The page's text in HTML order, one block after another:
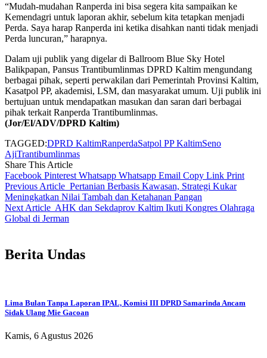
“Mudah-mudahan Ranperda ini bisa segera kita sampaikan ke
Kemendagri untuk laporan akhir, sebelum kita tetapkan menjadi
Perda. Saya harap Ranperda ini ketika disahkan nanti tidak menjadi
Perda luncuran,” harapnya.
Dalam uji publik yang digelar di Ballroom Blue Sky Hotel
Balikpapan, Pansus Trantibumlinmas DPRD Kaltim mengundang
berbagai pihak, seperti perwakilan dari Pemerintah Provinsi Kaltim,
Kasatpol PP, akademisi, LSM, dan masyarakat umum. Uji publik ini
bertujuan untuk mendapatkan masukan dan saran dari berbagai
pihak terkait Ranperda Trantibumlinmas.
(Jor/El/ADV/DPRD Kaltim)
TAGGED:DPRD KaltimRanperdaSatpol PP KaltimSeno
AjiTrantibumlinmas
Share This Article
Facebook Pinterest Whatsapp Whatsapp Email Copy Link Print
Previous Article Pertanian Berbasis Kawasan, Strategi Kukar
Meningkatkan Nilai Tambah dan Ketahanan Pangan
Next Article AHK dan Sekdaprov Kaltim Ikuti Kongres Olahraga
Global di Jerman
Berita Undas
Lima Bulan Tanpa Laporan IPAL, Komisi III DPRD Samarinda Ancam
Sidak Ulang Mie Gacoan
Kamis, 6 Agustus 2026